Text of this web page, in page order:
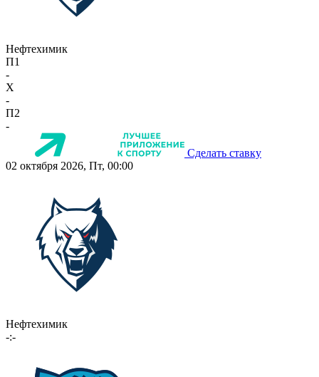
Нефтехимик
П1
-
X
-
П2
-
Сделать ставку
02 октября 2026, Пт, 00:00
Нефтехимик
-:-